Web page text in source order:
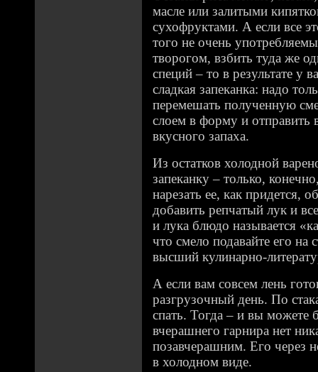
масле или залитыми
сухофруктами. А если все
того не очень
творогом, взбить туда же
специй – то в результате у
сладкая запеканка: надо
перемешать полученную
слоем в форму и отправить
вкусного запаха.
Из остатков холодной
запеканку – только,
нарезать ее, как придется,
добавить репчатый лук и
и лука блюдо называется
что смело подавайте его на
высший кулинарно-
А если вам совсем лень
разгрузочный день. По
спать. Тогда – и вы можете
вчерашнего гарнира нет
позавчерашним. Его через
в холодном виде.